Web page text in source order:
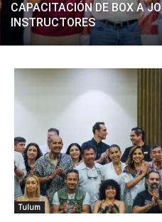
CAPACITACIÓN DE BOX A
INSTRUCTORES
Tulum